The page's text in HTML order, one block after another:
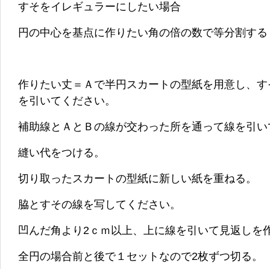
すそをイレギュラーにしたい場合
円の中心を基点に作りたい角の倍の数で等分割する
作りたい丈＝Ａで半円スカートの型紙を用意し、
を引いてください。
補助線とＡとＢの線が交わった所を通って線を引
縫い代をつける。
切り取ったスカートの型紙に新しい紙を重ねる。
脇とすその線を写してください。
凹んだ角より2ｃｍ以上、上に線を引いて見返しを
全円の場合前と後で１セットなので2枚ずつ切る。